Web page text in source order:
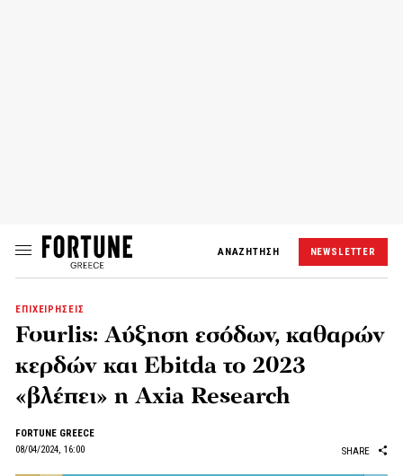
ΑΝΑΖΗΤΗΣΗ NEWSLETTER
ΕΠΙΧΕΙΡΗΣΕΙΣ
Fourlis: Αύξηση εσόδων, καθαρών
κερδών και Ebitda το 2023
«βλέπει» η Axia Research
FORTUNE GREECE
08/04/2024, 16:00
SHARE